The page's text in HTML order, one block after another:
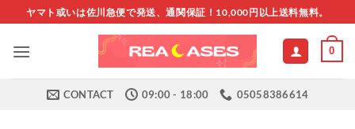
to
content
ヤマト或いは佐川急便で発送、通関保証！10,000円以上送料無料。
0
CONTACT 09:00 - 18:00 05058386614